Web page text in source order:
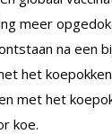
meer
na een
het
met het
koe.